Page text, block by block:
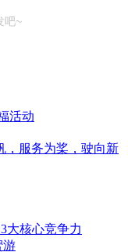
吧~
活动
，服务为桨，驶向新
大核心竞争力
游